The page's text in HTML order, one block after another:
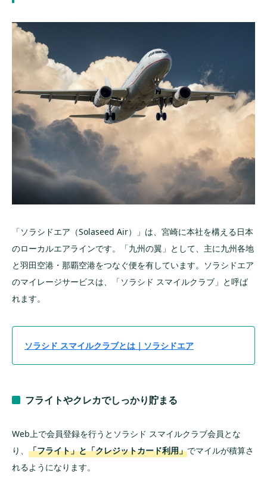
「ソラシドエア（Solaseed Air）」は、宮崎に本社を構える日本
のローカルエアラインです。「九州の翼」として、主に九州各地
と羽田空港・那覇空港をつなぐ便を有しています。ソラシドエア
のマイレージサービスは、「ソラシド スマイルクラブ」と呼ば
れます。
ソラシド スマイルクラブとは｜ソラシドエア
フライトやクレカでしっかり貯まる
Web上で会員登録を行うとソラシド スマイルクラブ会員とな
り、 「フライト」と「クレジットカード利用」でマイルが積算さ
れるようになります。